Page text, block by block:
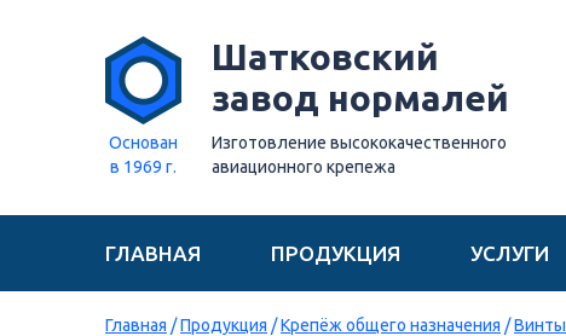
Основан
в 1969 г.
Шатковский
завод нормалей
Изготовление высококачественного
авиационного крепежа
ГЛАВНАЯ ПРОДУКЦИЯ УСЛУГИ
Главная /Продукция /Крепёж общего назначения /Винты